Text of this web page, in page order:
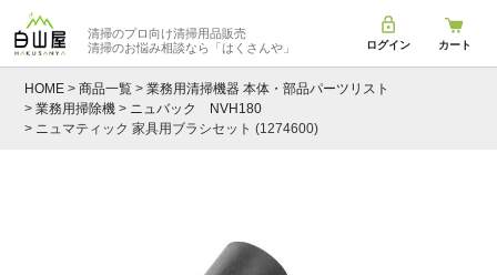
清掃のプロ向け清掃用品販売
清掃のお悩み相談なら 「はくさんや」 ログイン カート
HOME 商品一覧
業務用清掃機器 本体・部品パーツリスト
業務用掃除機
ニュバック NVH180
ニュマティック 家具用ブラシセット (1274600)